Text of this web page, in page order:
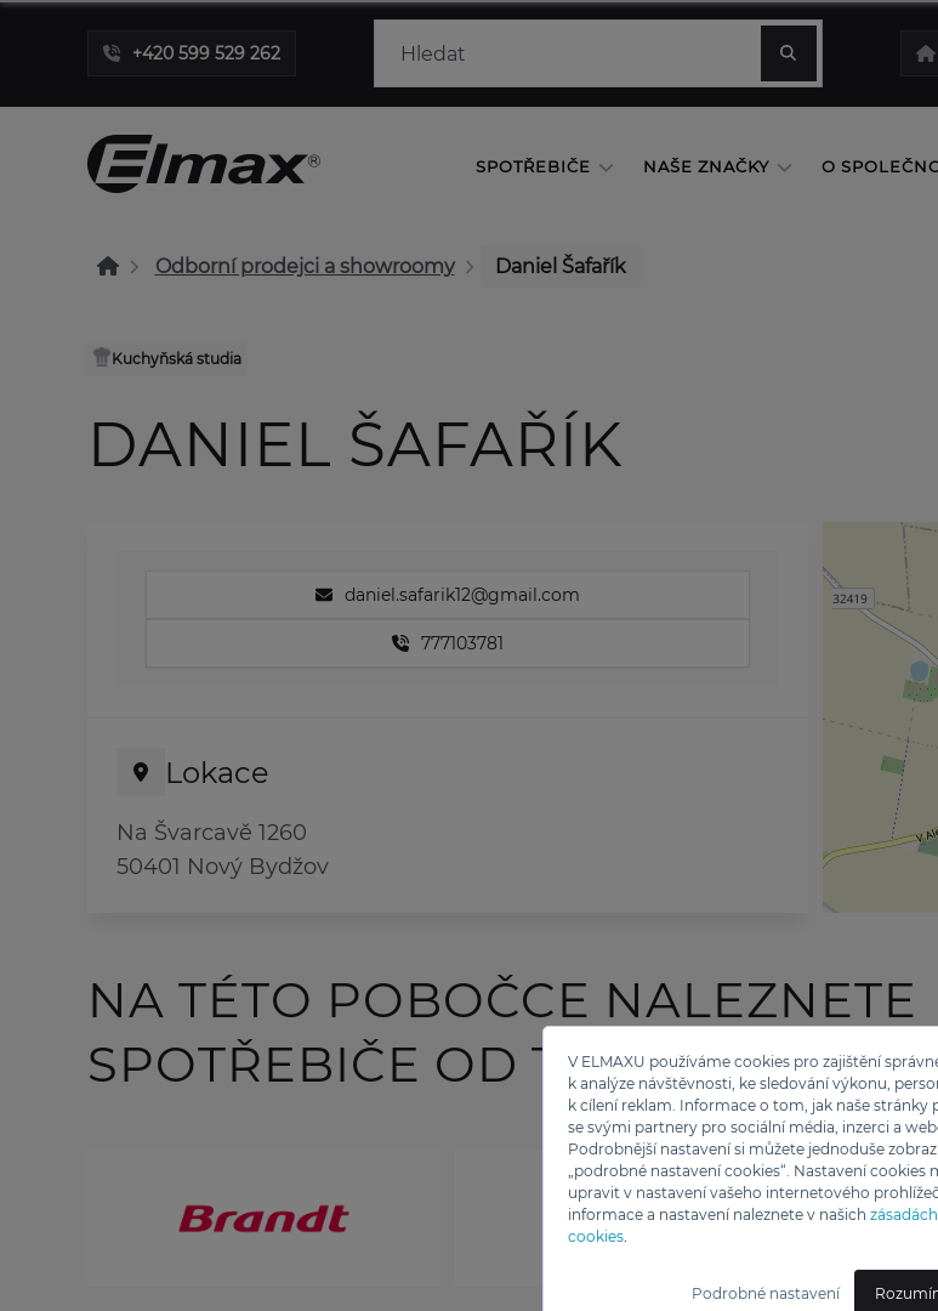
V ELMAXU používáme cookies pro zajištění
k analýze návštěvnosti, ke sledování výkonu,
k cílení reklam. Informace o tom, jak naše stránky
se svými partnery pro sociální média, inzerci a
Podrobnější nastavení si můžete jednoduše
„podrobné nastavení cookies“. Nastavení cookies
upravit v nastavení vašeho internetového
informace a nastavení naleznete v našich
cookies.
Podrobné nastavení
+420 599 529 262
SPOTŘEBIČE NAŠE ZNAČKY O
Odborní prodejci a showroomy Daniel Šafařík
Kuchyňská studia
DANIEL ŠAFAŘÍK
daniel.safarik12@gmail.com
777103781
Lokace
Na Švarcavě 1260
50401 Nový Bydžov
NA TÉTO POBOČCE NALEZNETE
SPOTŘEBIČE OD TĚCHTO